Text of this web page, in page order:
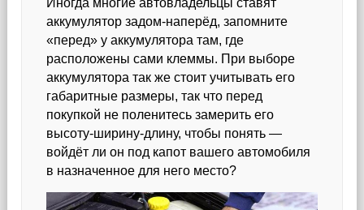
аккумулятор задом-наперёд, запомните
«перед» у аккумулятора там, где
расположены сами клеммы. При выборе
аккумулятора так же стоит учитывать его
габаритные размеры, так что перед
покупкой не поленитесь замерить его
высоту-ширину-длину, чтобы понять —
войдёт ли он под капот вашего автомобиля
в назначенное для него место?